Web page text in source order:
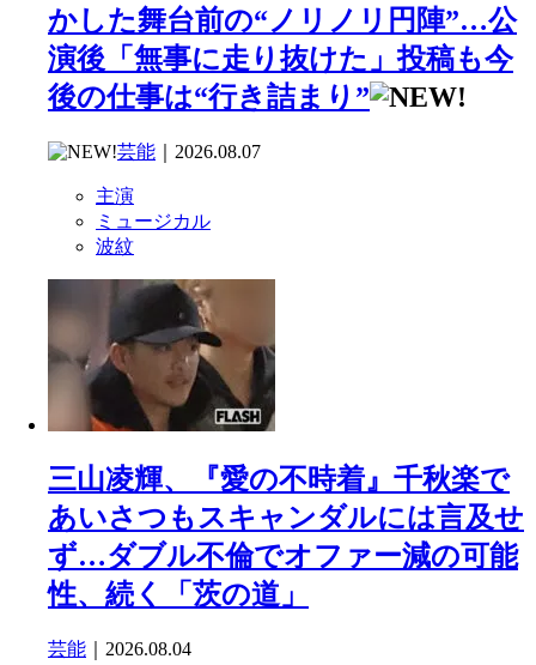
かした舞台前の“ノリノリ円陣”…公
演後「無事に走り抜けた」投稿も今
後の仕事は“行き詰まり”
芸能 ｜2026.08.07
主演
ミュージカル
波紋
三山凌輝、『愛の不時着』千秋楽で
あいさつもスキャンダルには言及せ
ず…ダブル不倫でオファー減の可能
性、続く「茨の道」
芸能 ｜2026.08.04